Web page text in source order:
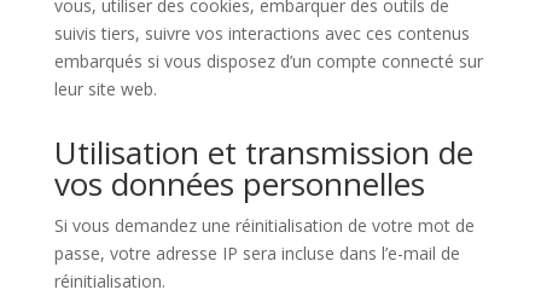
vous, utiliser des cookies, embarquer des outils de
suivis tiers, suivre vos interactions avec ces contenus
embarqués si vous disposez d’un compte connecté sur
leur site web.
Utilisation et transmission de
vos données personnelles
Si vous demandez une réinitialisation de votre mot de
passe, votre adresse IP sera incluse dans l’e-mail de
réinitialisation.